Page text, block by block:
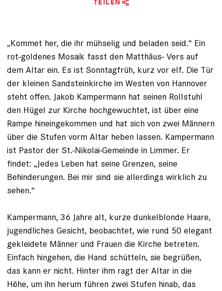
TEILEN
„Kommet her, die ihr müh­selig und beladen seid.“ Ein
rot-goldenes Mosaik fasst den Matthäus- Vers auf
dem Altar ein. Es ist Sonntagfrüh, kurz vor elf. Die Tür
der kleinen Sandsteinkirche im Wes­ten von Hannover
steht offen. Jakob Kampermann hat seinen Rollstuhl
den Hügel zur Kirche hochgewuchtet, ist über eine
Rampe hineingekommen und hat ­sich von zwei Männern
über die Stufen vorm Altar heben lassen. Kampermann
ist Pastor der St.-Nikolai-Gemeinde in Limmer. Er
findet: „Jedes Leben hat seine Grenzen, seine
Behinderungen. Bei mir sind sie allerdings wirklich zu
sehen.“
Kampermann, 36 ­Jahre alt, kurze dunkelblonde Haare,
­jugendliches Gesicht, beobachtet, wie rund 50 elegant
gekleidete Männer und Frauen die Kirche betreten.
Einfach hingehen, die Hand schütteln, sie begrüßen,
das kann er nicht. Hinter ihm ragt der Altar in die
Höhe, um ihn herum führen zwei Stufen hinab, das